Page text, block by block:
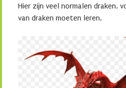
Hier zijn veel normalen draken.
van draken moeten leren.